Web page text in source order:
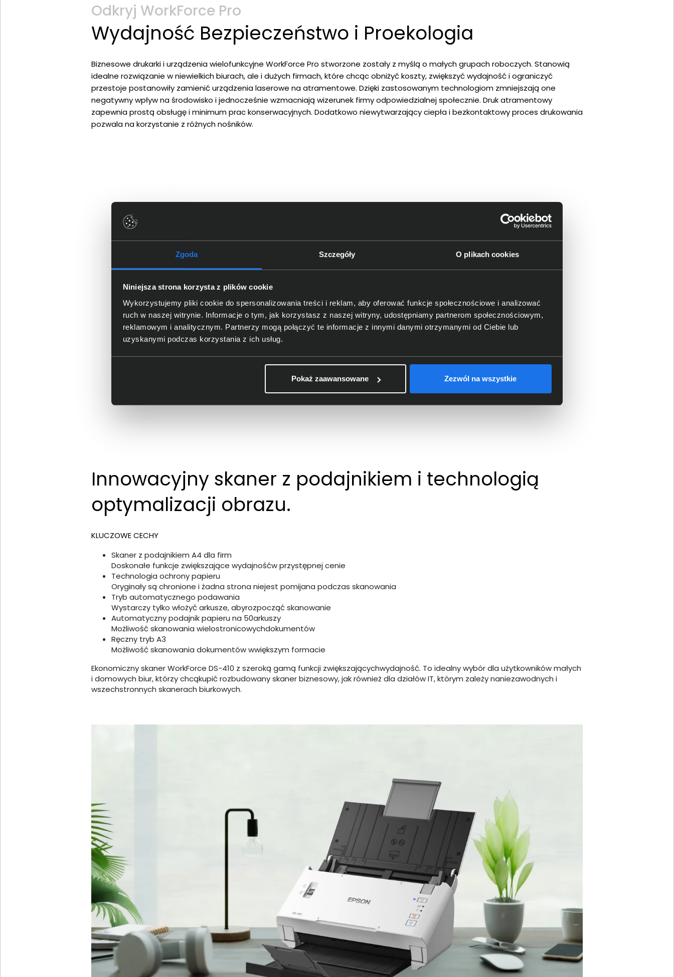
Zgoda Szczegóły O plikach cookies
Niniejsza strona korzysta z plików cookie
Wykorzystujemy pliki cookie do spersonalizowania treści i reklam, aby oferować funkcje społecznościowe i analizować
ruch w naszej witrynie. Informacje o tym, jak korzystasz z naszej witryny, udostępniamy partnerom społecznościowym,
reklamowym i analitycznym. Partnerzy mogą połączyć te informacje z innymi danymi otrzymanymi od Ciebie lub
uzyskanymi podczas korzystania z ich usług.
Pokaż zaawansowane Zezwól na wszystkie
Odkryj WorkForce Pro
Wydajność Bezpieczeństwo i Proekologia
Biznesowe drukarki i urządzenia wielofunkcyjne WorkForce Pro stworzone zostały z myślą o małych grupach roboczych. Stanowią
idealne rozwiązanie w niewielkich biurach, ale i dużych firmach, które chcąc obniżyć koszty, zwiększyć wydajność i ograniczyć
przestoje postanowiły zamienić urządzenia laserowe na atramentowe. Dzięki zastosowanym technologiom zmniejszają one
negatywny wpływ na środowisko i jednocześnie wzmacniają wizerunek firmy odpowiedzialnej społecznie. Druk atramentowy
zapewnia prostą obsługę i minimum prac konserwacyjnych. Dodatkowo niewytwarzający ciepła i bezkontaktowy proces drukowania
pozwala na korzystanie z różnych nośników.
Innowacyjny skaner z podajnikiem i technologią
optymalizacji obrazu.
KLUCZOWE CECHY
Skaner z podajnikiem A4 dla firm
Doskonałe funkcje zwiększające wydajnośćw przystępnej cenie
Technologia ochrony papieru
Oryginały są chronione i żadna strona niejest pomijana podczas skanowania
Tryb automatycznego podawania
Wystarczy tylko włożyć arkusze, abyrozpocząć skanowanie
Automatyczny podajnik papieru na 50arkuszy
Możliwość skanowania wielostronicowychdokumentów
Ręczny tryb A3
Możliwość skanowania dokumentów wwiększym formacie
Ekonomiczny skaner WorkForce DS-410 z szeroką gamą funkcji zwiększającychwydajność. To idealny wybór dla użytkowników małych
i domowych biur, którzy chcąkupić rozbudowany skaner biznesowy, jak również dla działów IT, którym zależy naniezawodnych i
wszechstronnych skanerach biurkowych.